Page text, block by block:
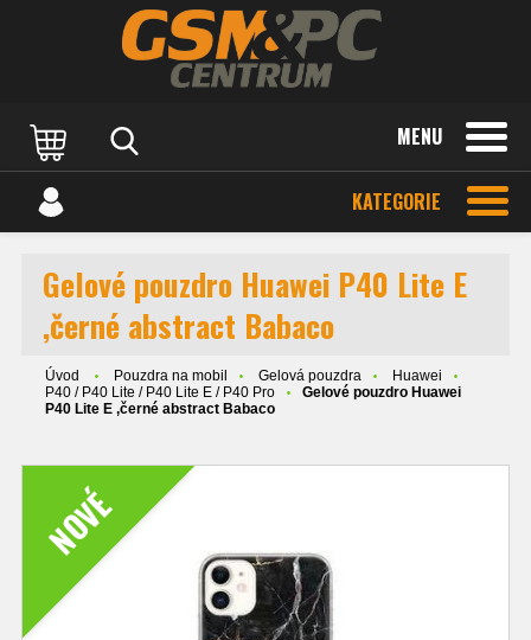
MENU
KATEGORIE
Gelové pouzdro Huawei P40 Lite E
,černé abstract Babaco
Úvod Pouzdra na mobil Gelová pouzdra
Huawei
P40 / P40 Lite / P40 Lite E / P40 Pro
Gelové pouzdro Huawei
P40 Lite E ,černé abstract Babaco
NOVÉ